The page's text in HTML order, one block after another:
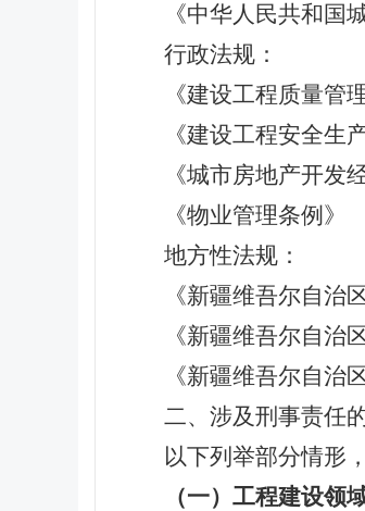
《中华人民共和国
行政法规：
《建设工程质量管
《建设工程安全生
《城市房地产开发
《物业管理条例》
地方性法规：
《新疆维吾尔自治
《新疆维吾尔自治
《新疆维吾尔自治
二、涉及刑事责任
以下列举部分情形
（一）工程建设领